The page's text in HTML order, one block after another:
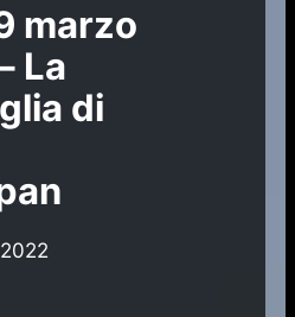
marzo
La
di